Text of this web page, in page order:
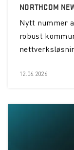
NORTHCOM
Nytt nummer
robust
12.06.2026